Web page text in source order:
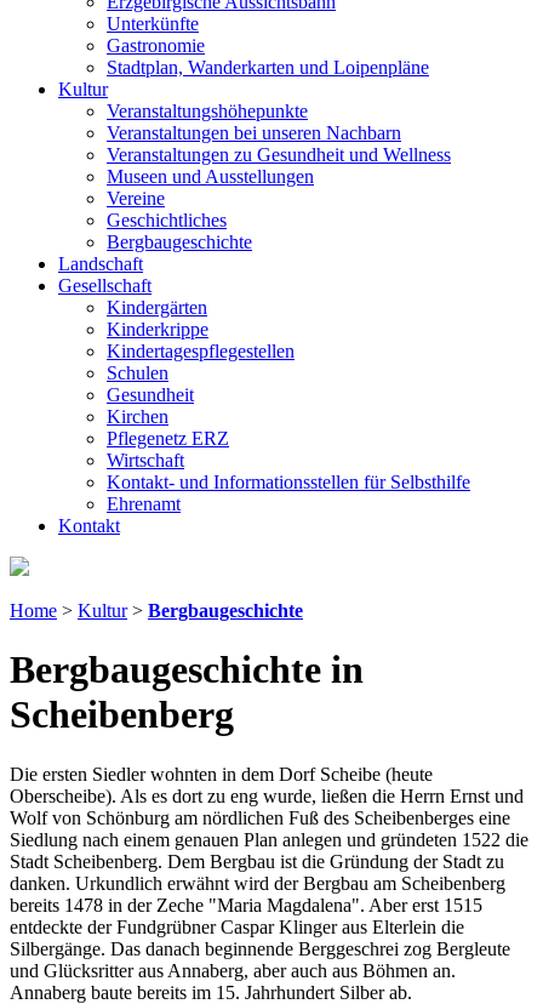
Unterkünfte
Gastronomie
Stadtplan, Wanderkarten und Loipenpläne
Kultur
Veranstaltungshöhepunkte
Veranstaltungen bei unseren Nachbarn
Veranstaltungen zu Gesundheit und Wellness
Museen und Ausstellungen
Vereine
Geschichtliches
Bergbaugeschichte
Landschaft
Gesellschaft
Kindergärten
Kinderkrippe
Kindertagespflegestellen
Schulen
Gesundheit
Kirchen
Pflegenetz ERZ
Wirtschaft
Kontakt- und Informationsstellen für Selbsthilfe
Ehrenamt
Kontakt
Home > Kultur > Bergbaugeschichte
Bergbaugeschichte in
Scheibenberg
Die ersten Siedler wohnten in dem Dorf Scheibe (heute
Oberscheibe). Als es dort zu eng wurde, ließen die Herrn Ernst und
Wolf von Schönburg am nördlichen Fuß des Scheibenberges eine
Siedlung nach einem genauen Plan anlegen und gründeten 1522 die
Stadt Scheibenberg. Dem Bergbau ist die Gründung der Stadt zu
danken. Urkundlich erwähnt wird der Bergbau am Scheibenberg
bereits 1478 in der Zeche "Maria Magdalena". Aber erst 1515
entdeckte der Fundgrübner Caspar Klinger aus Elterlein die
Silbergänge. Das danach beginnende Berggeschrei zog Bergleute
und Glücksritter aus Annaberg, aber auch aus Böhmen an.
Annaberg baute bereits im 15. Jahrhundert Silber ab.